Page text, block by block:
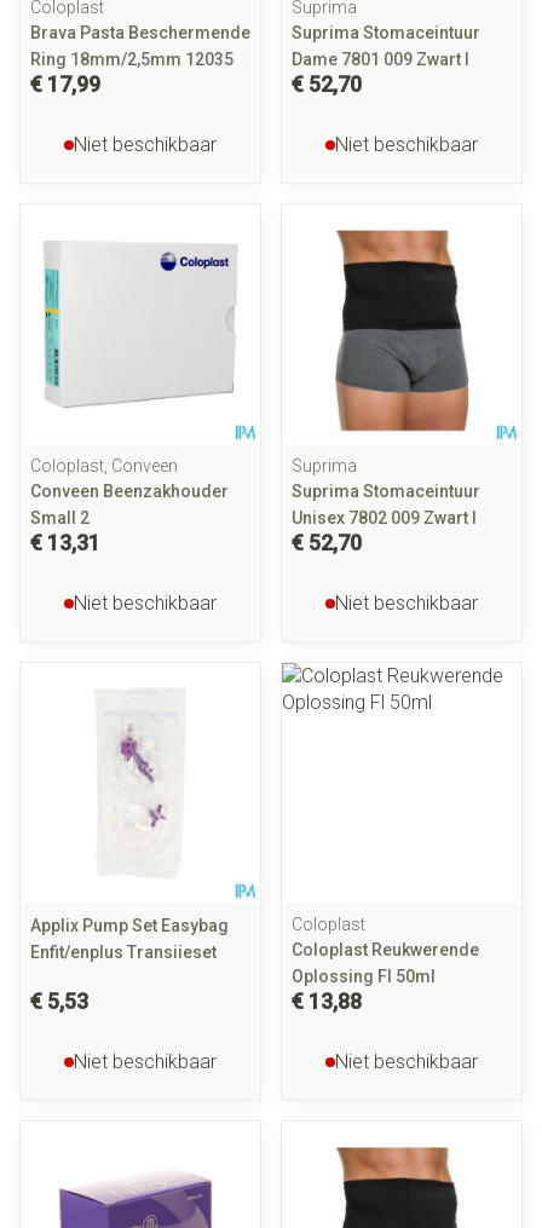
Coloplast
Brava Pasta Beschermende
Ring 18mm/2,5mm 12035
€ 17,99
Niet beschikbaar
Suprima
Suprima Stomaceintuur
Dame 7801 009 Zwart l
€ 52,70
Niet beschikbaar
Coloplast, Conveen
Conveen Beenzakhouder
Small 2
€ 13,31
Niet beschikbaar
Suprima
Suprima Stomaceintuur
Unisex 7802 009 Zwart l
€ 52,70
Niet beschikbaar
Applix Pump Set Easybag
Enfit/enplus Transiieset
€ 5,53
Niet beschikbaar
Coloplast
Coloplast Reukwerende
Oplossing Fl 50ml
€ 13,88
Niet beschikbaar